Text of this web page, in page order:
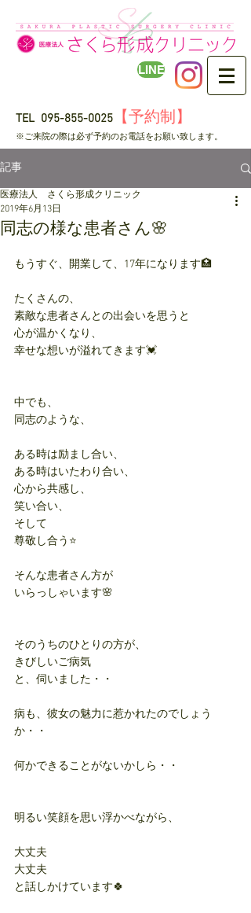
LINE
TEL 095-855-0025 【予約制】
​※ご来院の際は必ず予約のお電話をお願い致します。
記事
同志の様な患者さん🌸
医療法人 さくら形成クリニック
2019年6月13日
もうすぐ、開業して、17年になります🏥
たくさんの、
素敵な患者さんとの出会いを思うと
心が温かくなり、
幸せな想いが溢れてきます💓
中でも、
同志のような、
ある時は励まし合い、
ある時はいたわり合い、
心から共感し、
笑い合い、
そして
尊敬し合う⭐️
そんな患者さん方が
いらっしゃいます🌸
そのうちのひとりの方が、
きびしいご病気
と、伺いました・・
病も、彼女の魅力に惹かれたのでしょう
か・・
何かできることがないかしら・・
明るい笑顔を思い浮かべながら、
大丈夫
大丈夫
と話しかけています🍀